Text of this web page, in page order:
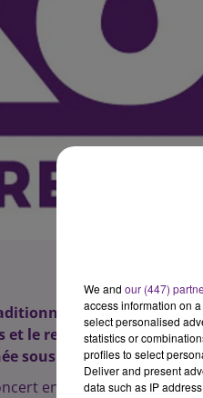
concert de
et le retour des
sous haute sécurité.
en lui-même ne
We and our (447)
access information on
select personalised
statistics or
profiles to select
Deliver and present
data such as IP